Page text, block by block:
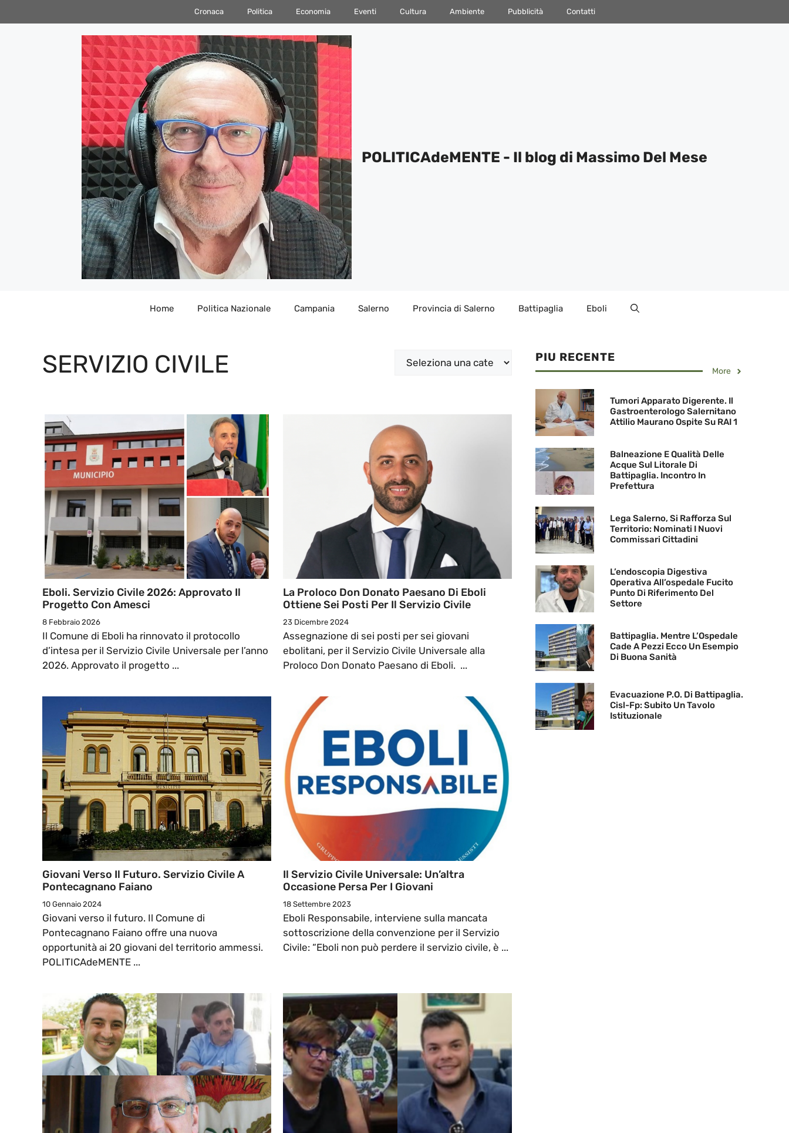
al
Cronaca Politica Economia Eventi Cultura Ambiente Pubblicità Contatti
POLITICAdeMENTE - Il blog di Massimo Del Mese
Home Politica Nazionale Campania Salerno Provincia di Salerno Battipaglia Eboli
SERVIZIO CIVILE Categorie
Eboli. Servizio Civile 2026: Approvato Il
Progetto Con Amesci
8 Febbraio 2026
Il Comune di Eboli ha rinnovato il protocollo
d’intesa per il Servizio Civile Universale per l’anno
2026. Approvato il progetto ...
La Proloco Don Donato Paesano Di Eboli
Ottiene Sei Posti Per Il Servizio Civile
23 Dicembre 2024
Assegnazione di sei posti per sei giovani
ebolitani, per il Servizio Civile Universale alla
Proloco Don Donato Paesano di Eboli. ...
Giovani Verso Il Futuro. Servizio Civile A
Pontecagnano Faiano
10 Gennaio 2024
Giovani verso il futuro. Il Comune di
Pontecagnano Faiano offre una nuova
opportunità ai 20 giovani del territorio ammessi.
POLITICAdeMENTE ...
Il Servizio Civile Universale: Un’altra
Occasione Persa Per I Giovani
18 Settembre 2023
Eboli Responsabile, interviene sulla mancata
sottoscrizione della convenzione per il Servizio
Civile: “Eboli non può perdere il servizio civile, è ...
PIU RECENTE
More
Tumori Apparato Digerente. Il
Gastroenterologo Salernitano
Attilio Maurano Ospite Su RAI 1
Balneazione E Qualità Delle
Acque Sul Litorale Di
Battipaglia. Incontro In
Prefettura
Lega Salerno, Si Rafforza Sul
Territorio: Nominati I Nuovi
Commissari Cittadini
L’endoscopia Digestiva
Operativa All’ospedale Fucito
Punto Di Riferimento Del
Settore
Battipaglia. Mentre L’Ospedale
Cade A Pezzi Ecco Un Esempio
Di Buona Sanità
Evacuazione P.O. Di Battipaglia.
Cisl-Fp: Subito Un Tavolo
Istituzionale